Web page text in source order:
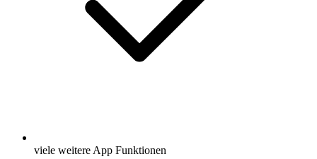
viele weitere App Funktionen